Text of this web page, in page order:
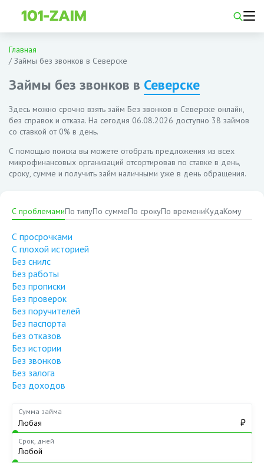
Главная
/Займы без звонков в Северске
Займы без звонков в Северске
Здесь можно срочно взять займ Без звонков в Северске онлайн,
без справок и отказа. На сегодня 06.08.2026 доступно 38 займов
со ставкой от 0% в день.
С помощью поиска вы можете отобрать предложения из всех
микрофинансовых организаций отсортировав по ставке в день,
сроку, сумме и получить займ наличными уже в день обращения.
С проблемамиПо типуПо суммеПо срокуПо времениКудаКому
С просрочками
С плохой историей
Без снилс
Без работы
Без прописки
Без проверок
Без поручителей
Без паспорта
Без отказов
Без истории
Без звонков
Без залога
Без доходов
Сумма займа
₽
Срок, дней